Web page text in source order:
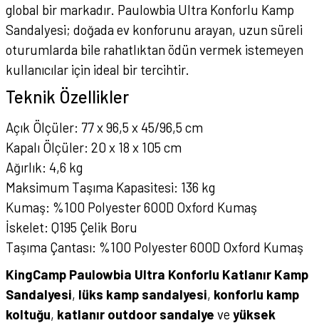
global bir markadır. Paulowbia Ultra Konforlu Kamp
Sandalyesi; doğada ev konforunu arayan, uzun süreli
oturumlarda bile rahatlıktan ödün vermek istemeyen
kullanıcılar için ideal bir tercihtir.
Teknik Özellikler
Açık Ölçüler: 77 x 96,5 x 45/96,5 cm
Kapalı Ölçüler: 20 x 18 x 105 cm
Ağırlık: 4,6 kg
Maksimum Taşıma Kapasitesi: 136 kg
Kumaş: %100 Polyester 600D Oxford Kumaş
İskelet: Q195 Çelik Boru
Taşıma Çantası: %100 Polyester 600D Oxford Kumaş
KingCamp Paulowbia Ultra Konforlu Katlanır Kamp
Sandalyesi, lüks kamp sandalyesi, konforlu kamp
koltuğu, katlanır outdoor sandalye ve yüksek